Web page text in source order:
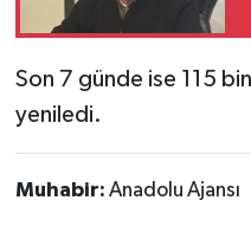
Son 7 günde ise 115
yeniledi.
Muhabir: Anadolu Ajansı